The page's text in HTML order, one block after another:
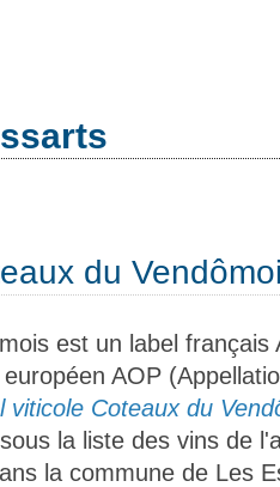
du
est un label français
AOP
viticole Coteaux du
la liste des vins de
la commune de Les